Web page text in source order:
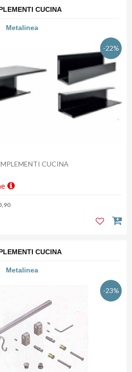
CUCINA
Metalinea
-22%
CUCINA
CUCINA
Metalinea
-23%